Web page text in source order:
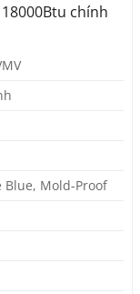
chính
Blue, Mold-Proof